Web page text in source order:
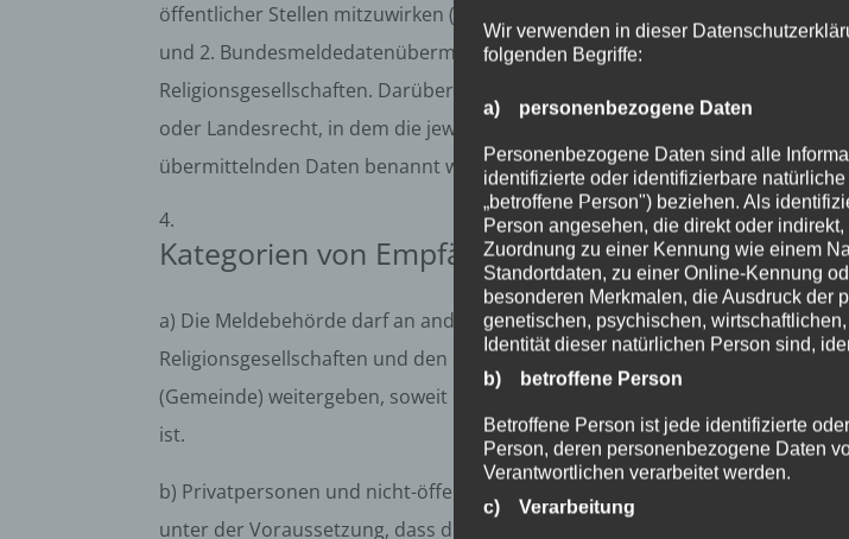
öffentlicher Stellen mitzuwirken (§ 2 Absatz 3 BMG). Zu bestimmten
und 2. Bundesmeldedatenübermittlungsverordnung) an andere öffentliche
Religionsgesellschaften. Darüber hinausgehende, auch regelmäßige
oder Landesrecht, in dem die jeweiligen zugrunde liegenden Anlässe und
übermittelnden Daten benannt werden.
Kategorien von Empfängernvon
a) Die Meldebehörde darf an andere öffentliche Stellen im Inland (siehe § 2
Religionsgesellschaften und den Suchdienste aus dem Melderegister
(Gemeinde) weitergeben, soweit dies zur Erfüllung ihrer eigenen oder in
ist.
b) Privatpersonen und nicht-öffentliche Stellen erhalten auf Antrag eine
unter der Voraussetzung, dass die betroffene Person von der
Wir verwenden in dieser
folgenden Begriffe:
a) personenbezogene Daten
Personenbezogene Daten sind alle
identifizierte oder identifizierbare
„betroffene Person") beziehen. Als
Person angesehen, die direkt oder
Zuordnung zu einer Kennung wie einem
Standortdaten, zu einer Online-Kennung
besonderen Merkmalen, die Ausdruck der
genetischen, psychischen,
Identität dieser natürlichen Person sind,
b) betroffene Person
Betroffene Person ist jede identifizierte
Person, deren personenbezogene Daten
Verantwortlichen verarbeitet werden.
c) Verarbeitung